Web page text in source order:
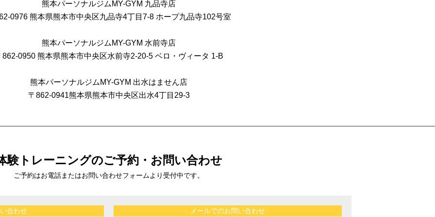
熊本パーソナルジムMY-GYM 九品寺店
0976 熊本県熊本市中央区九品寺4丁目7-8 ホープ九品寺102号室
熊本パーソナルジムMY-GYM 水前寺店
862-0950 熊本県熊本市中央区水前寺2-20-5 ベロ・ヴィータ 1-B
熊本パーソナルジムMY-GYM 出水はません店
〒862-0941熊本県熊本市中央区出⽔4丁⽬29-3
験トレーニングのご予約・お問い合わせ
ご予約はお電話またはお問い合わせフォームより受付中です。
合わせ メールでのお問い合わせ